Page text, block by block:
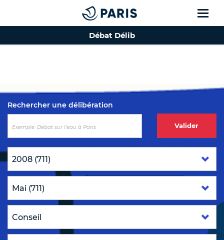
Top of the page
Débat Délib
Rechercher une délibération
Valider